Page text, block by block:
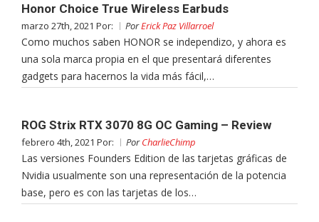
Honor Choice True Wireless Earbuds
marzo 27th, 2021 Por: PorErick Paz Villarroel
Como muchos saben HONOR se independizo, y ahora es
una sola marca propia en el que presentará diferentes
gadgets para hacernos la vida más fácil,…
ROG Strix RTX 3070 8G OC Gaming – Review
febrero 4th, 2021 Por: PorCharlieChimp
Las versiones Founders Edition de las tarjetas gráficas de
Nvidia usualmente son una representación de la potencia
base, pero es con las tarjetas de los…